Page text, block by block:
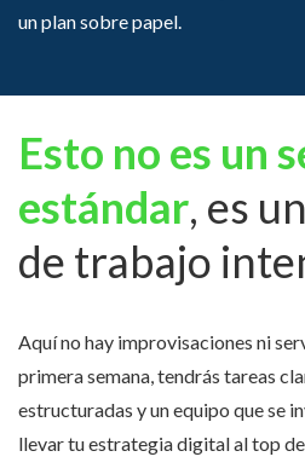
un plan sobre papel.
Esto no es un
estándar, es
de trabajo
Aquí no hay improvisaciones ni
primera semana, tendrás tareas
estructuradas y un equipo que se
llevar tu estrategia digital al top